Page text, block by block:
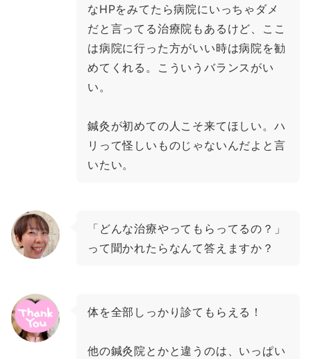
なHPをみてたら病院にいっちゃダメ
だと言ってる治療院もあるけど、ここ
は病院に行った方がいい時は病院を勧
めてくれる。こういうバランスがい
い。
鍼灸が初めての人こそ来てほしい。ハ
リって怪しいものじゃないんだよと言
いたい。
「どんな治療やってもらってるの？」
って聞かれたらなんて答えますか？
体を全部しっかり診てもらえる！
他の鍼灸院とかと違うのは、いっぱい